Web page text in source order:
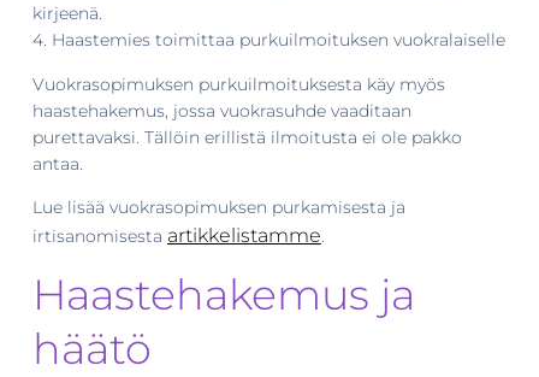
kirjeenä.
4. Haastemies toimittaa purkuilmoituksen vuokralaiselle
Vuokrasopimuksen purkuilmoituksesta käy myös
haastehakemus, jossa vuokrasuhde vaaditaan
purettavaksi. Tällöin erillistä ilmoitusta ei ole pakko
antaa.
Lue lisää vuokrasopimuksen purkamisesta ja
irtisanomisesta artikkelistamme.
Haastehakemus ja
häätö